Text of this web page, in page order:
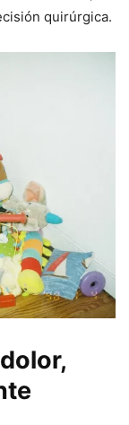
quirúrgica.